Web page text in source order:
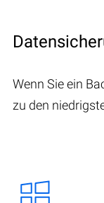
Wenn Sie ein
zu den